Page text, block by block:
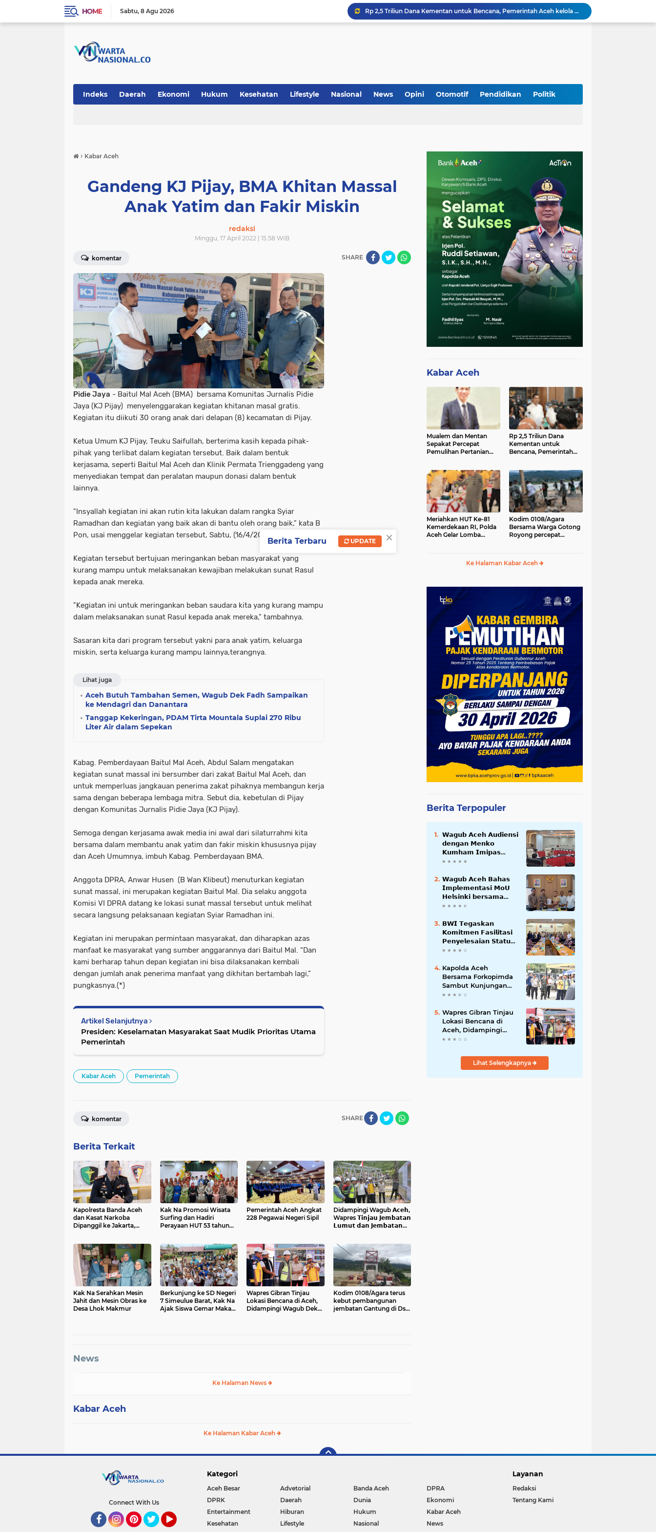
HOME Sabtu 8 Agu 2026
Rp 2,5 Triliun Dana Kementan untuk Bencana, Pemerintah Aceh kelola Rp 9,7 M
Meriahkan HUT Ke-81 Kemerdekaan RI, Polda Aceh Gelar Lomba Memasak Nasi Goreng dan Aneka Minuman
Kodim 0108/Agara terus kebut pembangunan jembatan Gantung di Ds. Kumbang Jaya, Aceh Tenggara
Indeks Daerah Ekonomi Hukum Kesehatan Lifestyle Nasional News Opini Otomotif Pendidikan Politik
› Kabar Aceh
Gandeng KJ Pijay, BMA Khitan Massal
Anak Yatim dan Fakir Miskin
redaksi
Minggu, 17 April 2022 | 15.58 WIB
komentar SHARE
Pidie Jaya - Baitul Mal Aceh (BMA) bersama Komunitas Jurnalis Pidie
Jaya (KJ Pijay) menyelenggarakan kegiatan khitanan masal gratis.
Kegiatan itu diikuti 30 orang anak dari delapan (8) kecamatan di Pijay.
Ketua Umum KJ Pijay, Teuku Saifullah, berterima kasih kepada pihak-
pihak yang terlibat dalam kegiatan tersebut. Baik dalam bentuk
kerjasama, seperti Baitul Mal Aceh dan Klinik Permata Trienggadeng yang
menyediakan tempat dan peralatan maupun donasi dalam bentuk
lainnya.
"Insyallah kegiatan ini akan rutin kita lakukan dalam rangka Syiar
Ramadhan dan kegiatan yang baik akan di bantu oleh orang baik," kata B
Pon, usai menggelar kegiatan tersebut, Sabtu, (16/4/2022).
Kegiatan tersebut bertujuan meringankan beban masyarakat yang
kurang mampu untuk melaksanakan kewajiban melakukan sunat Rasul
kepada anak mereka.
"Kegiatan ini untuk meringankan beban saudara kita yang kurang mampu
dalam melaksanakan sunat Rasul kepada anak mereka," tambahnya.
Sasaran kita dari program tersebut yakni para anak yatim, keluarga
miskin, serta keluarga kurang mampu lainnya,terangnya.
Lihat juga
Aceh Butuh Tambahan Semen, Wagub Dek Fadh Sampaikan
ke Mendagri dan Danantara
Tanggap Kekeringan, PDAM Tirta Mountala Suplai 270 Ribu
Liter Air dalam Sepekan
Kabag. Pemberdayaan Baitul Mal Aceh, Abdul Salam mengatakan
kegiatan sunat massal ini bersumber dari zakat Baitul Mal Aceh, dan
untuk memperluas jangkauan penerima zakat pihaknya membangun kerja
sama dengan beberapa lembaga mitra. Sebut dia, kebetulan di Pijay
dengan Komunitas Jurnalis Pidie Jaya (KJ Pijay).
Semoga dengan kerjasama awak media ini awal dari silaturrahmi kita
bersama dalam membantu anak yatim dan fakir miskin khususnya pijay
dan Aceh Umumnya, imbuh Kabag. Pemberdayaan BMA.
Anggota DPRA, Anwar Husen (B Wan Klibeut) menuturkan kegiatan
sunat massal, ini merupakan kegiatan Baitul Mal. Dia selaku anggota
Komisi VI DPRA datang ke lokasi sunat massal tersebut untuk melihat
secara langsung pelaksanaan kegiatan Syiar Ramadhan ini.
Kegiatan ini merupakan permintaan masyarakat, dan diharapkan azas
manfaat ke masyarakat yang sumber anggarannya dari Baitul Mal. “Dan
kami berharap tahun depan kegiatan ini bisa dilaksanakan kembali
dengan jumlah anak penerima manfaat yang dikhitan bertambah lagi,”
pungkasnya.(*)
Artikel Selanjutnya
Presiden: Keselamatan Masyarakat Saat Mudik Prioritas Utama
Pemerintah
Kabar Aceh Pemerintah
SHARE
komentar
Berita Terkait
Kapolresta Banda Aceh
dan Kasat Narkoba
Dipanggil ke Jakarta,
Kak Na Promosi Wisata
Surfing dan Hadiri
Perayaan HUT 53 tahun
Pemerintah Aceh Angkat
228 Pegawai Negeri Sipil
Didampingi Wagub 𝗔𝗰𝗲𝗵,
Wapres 𝗧𝗶𝗻𝗷𝗮𝘂 𝗝𝗲𝗺𝗯𝗮𝘁𝗮𝗻
𝗟𝘂𝗺𝘂𝘁 𝗱𝗮𝗻 𝗝𝗲𝗺𝗯𝗮𝘁𝗮𝗻
Kak Na Serahkan Mesin
Jahit dan Mesin Obras ke
Desa Lhok Makmur
Berkunjung ke SD Negeri
7 Simeulue Barat, Kak Na
Ajak Siswa Gemar Makan
Wapres Gibran Tinjau
Lokasi Bencana di Aceh,
Didampingi Wagub Dek
Kodim 0108/Agara terus
kebut pembangunan
jembatan Gantung di Ds.
News
Ke Halaman News
Kabar Aceh
Ke Halaman Kabar Aceh
Kabar Aceh
Mualem dan Mentan
Sepakat Percepat
Pemulihan Pertanian
Rp 2,5 Triliun Dana
Kementan untuk
Bencana, Pemerintah
Meriahkan HUT Ke-81
Kemerdekaan RI, Polda
Aceh Gelar Lomba
Kodim 0108/Agara
Bersama Warga Gotong
Royong percepat
Tenggara
Ke Halaman Kabar Aceh
Berita Terpopuler
𝗪𝗮𝗴𝘂𝗯 𝗔𝗰𝗲𝗵 𝗔𝘂𝗱𝗶𝗲𝗻𝘀𝗶
𝗱𝗲𝗻𝗴𝗮𝗻 𝗠𝗲𝗻𝗸𝗼
𝗞𝘂𝗺𝗵𝗮𝗺 𝗜𝗺𝗶𝗽𝗮𝘀
𝗧𝗲𝗿𝗸𝗮𝗶𝘁 𝗦𝘁𝗮𝘁𝘂𝘀 𝗪𝗮𝗸𝗮𝗳
𝗪𝗮𝗴𝘂𝗯 𝗔𝗰𝗲𝗵 𝗕𝗮𝗵𝗮𝘀
𝗜𝗺𝗽𝗹𝗲𝗺𝗲𝗻𝘁𝗮𝘀𝗶 𝗠𝗼𝗨
𝗛𝗲𝗹𝘀𝗶𝗻𝗸𝗶 𝗯𝗲𝗿𝘀𝗮𝗺𝗮
𝗦𝗲𝗸𝗿𝗲𝘁𝗮𝗿𝗶𝗮𝘁 𝗡𝗲𝗴𝗮𝗿𝗮
𝗕𝗪𝗜 𝗧𝗲𝗴𝗮𝘀𝗸𝗮𝗻
𝗞𝗼𝗺𝗶𝘁𝗺𝗲𝗻 𝗙𝗮𝘀𝗶𝗹𝗶𝘁𝗮𝘀𝗶
𝗣𝗲𝗻𝘆𝗲𝗹𝗲𝘀𝗮𝗶𝗮𝗻 𝗦𝘁𝗮𝘁𝘂𝘀
𝗪𝗮𝗸𝗮𝗳 𝗕𝗹𝗮𝗻𝗴 𝗣𝗮𝗱𝗮𝗻𝗴
Kapolda Aceh
Bersama Forkopimda
Sambut Kunjungan
Kerja Wakil Presiden
Bireuen
Wapres Gibran Tinjau
Lokasi Bencana di
Aceh, Didampingi
Wagub Dek Fadh
Lihat Selengkapnya
Connect With Us
Kategori
Aceh Besar Advetorial Banda Aceh
DPRA
DPRK
Daerah Dunia
Ekonomi
Entertainment
Hiburan Hukum
Kabar Aceh
Kesehatan
Lifestyle Nasional
News
Layanan
Redaksi
Tentang Kami
×
Berita Terbaru UPDATE